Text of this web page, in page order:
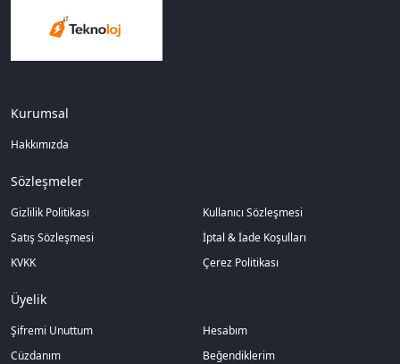
Kurumsal
Hakkımızda
Sözleşmeler
Gizlilik Politikası
Kullanıcı Sözleşmesi
Satış Sözleşmesi
İptal & İade Koşulları
KVKK
Çerez Politikası
Üyelik
Şifremi Unuttum
Hesabım
Cüzdanım
Beğendiklerim